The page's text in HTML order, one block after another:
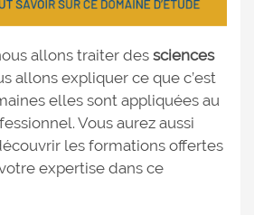
allons traiter des sciences
allons expliquer ce que c’est
elles sont appliquées au
Vous aurez aussi
les formations offertes
expertise dans ce